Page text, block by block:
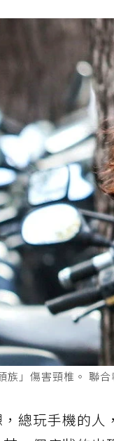
頭族」傷害頸椎。 聯
，總玩手機的